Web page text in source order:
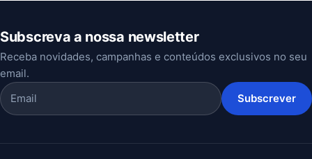
Subscreva a nossa newsletter
Receba novidades, campanhas e conteúdos exclusivos no seu
email.
Subscrever